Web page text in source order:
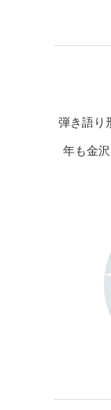
弾き語り
年も金